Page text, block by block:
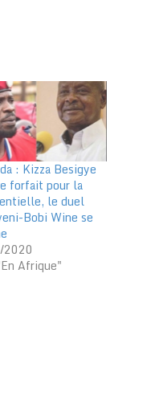
: Kizza Besigye
forfait pour la
le duel
Bobi Wine se
Afrique"